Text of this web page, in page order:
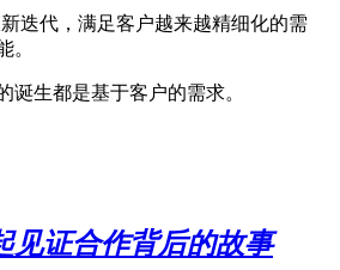
迭代，满足客户越来越精细化的需
。
诞生都是基于客户的需求。
见证合作背后的故事